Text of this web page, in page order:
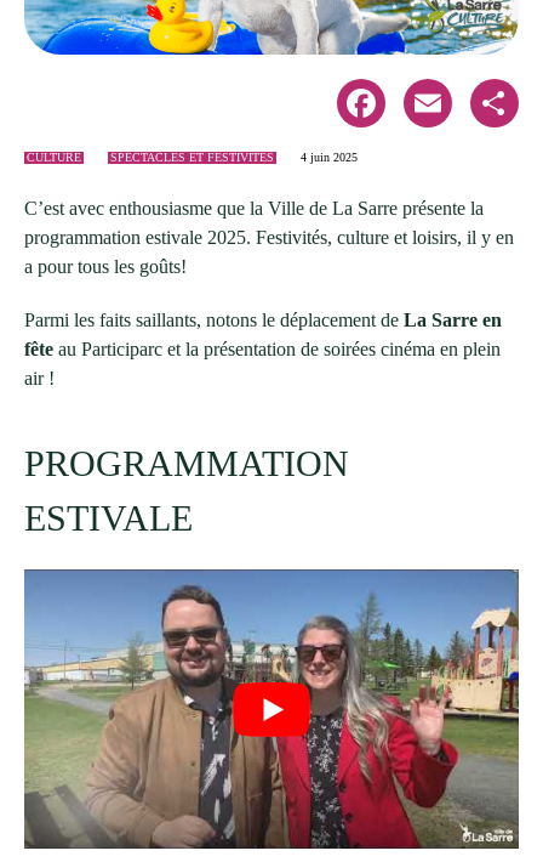
CULTURE SPECTACLES ET FESTIVITÉS 4 juin 2025
Facebook Email Share
C’est avec enthousiasme que la Ville de La Sarre présente la
programmation estivale 2025. Festivités, culture et loisirs, il y en
a pour tous les goûts!
Parmi les faits saillants, notons le déplacement de La Sarre en
fête au Participarc et la présentation de soirées cinéma en plein
air !
PROGRAMMATION
ESTIVALE